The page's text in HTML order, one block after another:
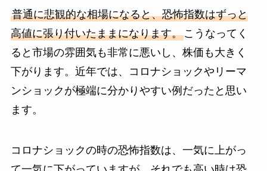
普通に悲観的な相場になると、恐怖指数はずっと
高値に張り付いたままになります。こうなってく
ると市場の雰囲気も非常に悪いし、株価も大きく
下がります。近年では、コロナショックやリーマ
ンショックが極端に分かりやすい例だったと思い
ます。
コロナショックの時の恐怖指数は、一気に上がっ